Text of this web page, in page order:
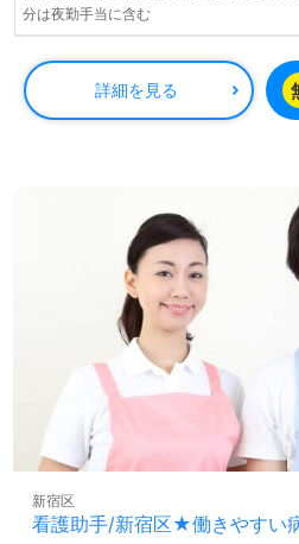
分は夜勤手当に含む
詳細を見る
看護助手/新宿区★働きやすい
新宿区